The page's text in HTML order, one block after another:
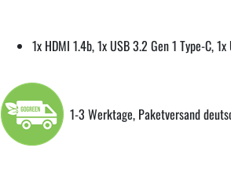
1x HDMI 1.4b, 1x USB 3.2 Gen 1 Type-C,
1-3 Werktage, Paketversand